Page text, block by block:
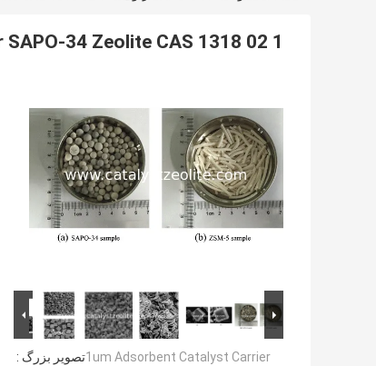
34 Zeolite CAS 1318 02 1
تصویر بزرگ :1um Adsorbent Catalyst Carrier